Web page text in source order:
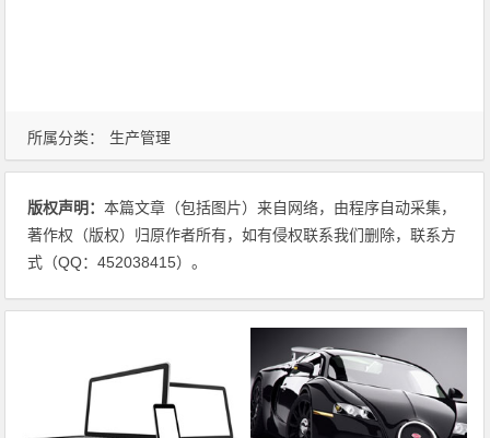
所属分类： 生产管理
版权声明：本篇文章（包括图片）来自网络，由程序自动采集，
著作权（版权）归原作者所有，如有侵权联系我们删除，联系方
式（QQ：452038415）。